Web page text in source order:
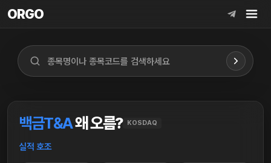
ORGO
ORGO
백금T&A왜 오름? KOSDAQ
실적 호조